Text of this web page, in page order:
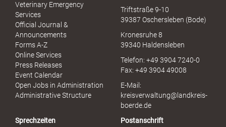
s
Veterinary Emergency
Services
Official Journal &
Announcements
Forms A-Z
Online Services
Press Releases
Event Calendar
Open Jobs in Administration
Administrative Structure
Triftstraße 9-10
39387 Oschersleben (Bode)
Kronesruhe 8
39340 Haldensleben
Telefon: +49 3904 7240-0
Fax: +49 3904 49008
E-Mail:
kreisverwaltung@landkreis-
boerde.de
Sprechzeiten
Postanschrift